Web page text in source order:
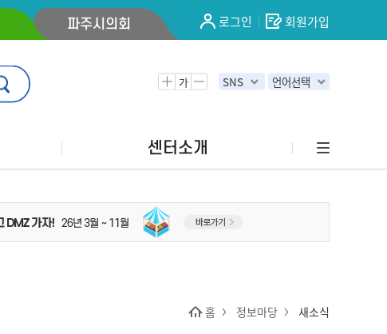
파주시의회 로그인 회원가입
가 SNS 언어선택
센터소개
홈 정보마당 새소식